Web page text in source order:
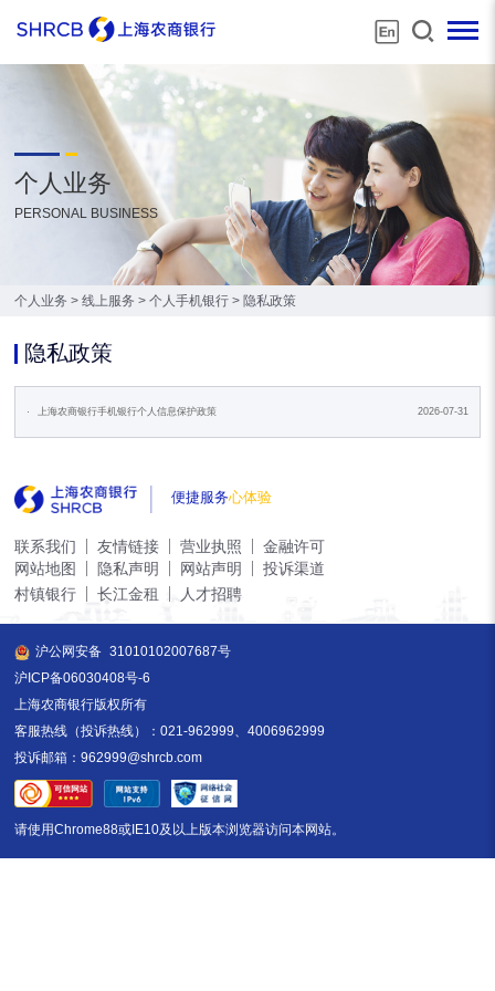
个人业务
PERSONAL BUSINESS
个人业务 >线上服务 >个人手机银行 >隐私政策
隐私政策
· 上海农商银行手机银行个人信息保护政策 2026-07-31
便捷服务心体验
联系我们 友情链接 营业执照
金融许可
网站地图
隐私声明 网站声明
投诉渠道
村镇银行
长江金租 人才招聘
沪公网安备 31010102007687号
沪ICP备06030408号-6
上海农商银行版权所有
客服热线（投诉热线）：021-962999、4006962999
投诉邮箱：962999@shrcb.com
请使用Chrome88或IE10及以上版本浏览器访问本网站。